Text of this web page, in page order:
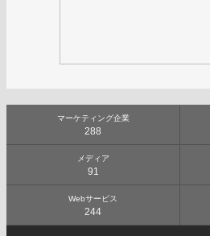
マーケティング企業
288
メディア
91
Webサービス
244